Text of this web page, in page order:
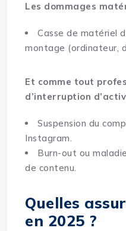
Les dommages
Casse de matériel
montage (ordinateur,
Et comme tout
d’interruption
Suspension du
Instagram.
Burn-out ou
de contenu.
Quelles
en 2025 ?